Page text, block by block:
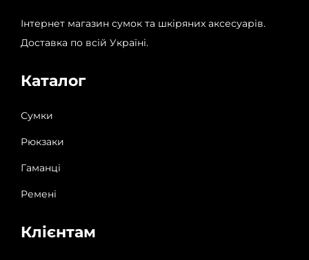
Інтернет магазин сумок та шкіряних аксесуарів.
Доставка по всій Україні.
Каталог
Сумки
Рюкзаки
Гаманці
Ремені
Клієнтам